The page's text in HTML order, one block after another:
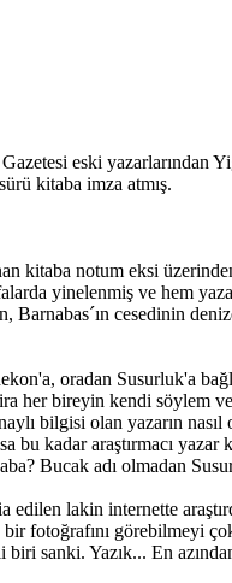
eski yazarlarından
kitaba imza atmış.
kitaba notum eksi
yinelenmiş ve hem
cesedinin
oradan Susurluk'a
her bireyin kendi söylem ve
bilgisi olan yazarın
kadar araştırmacı
Bucak adı olmadan
lakin internette
fotoğrafını görebilmeyi
biri sanki. Yazık... En